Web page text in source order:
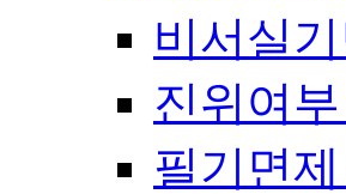
비서실
진위여
필기면